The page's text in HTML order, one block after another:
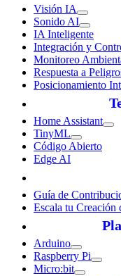
Visión IA
Sonido AI
IA Inteligente
Integración y
Monitoreo
Respuesta a
Posicionamiento
Home Assistant
TinyML
Código Abierto
Edge AI
Guía de
Escala tu Creación
Arduino
Raspberry Pi
Micro:bit